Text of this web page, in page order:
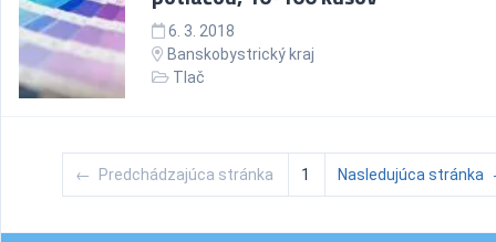
6. 3. 2018
Banskobystrický kraj
Tlač
← Predchádzajúca stránka 1 Nasledujúca stránka